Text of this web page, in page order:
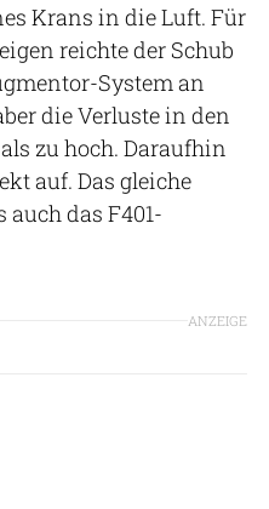
Krans in die Luft. Für
reichte der Schub
System an
die Verluste in den
zu hoch. Daraufhin
auf. Das gleiche
das F401-
ANZEIGE